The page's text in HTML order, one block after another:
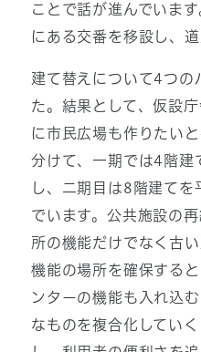
ことで話が進んでいま
にある交番を移設し、
建て替えについて4つの
た。結果として、仮設
に市民広場も作りたい
分けて、一期では4階建
し、二期目は8階建て
でいます。公共施設の
所の機能だけでなく古
機能の場所を確保する
ンターの機能も入れ込
なものを複合化してい